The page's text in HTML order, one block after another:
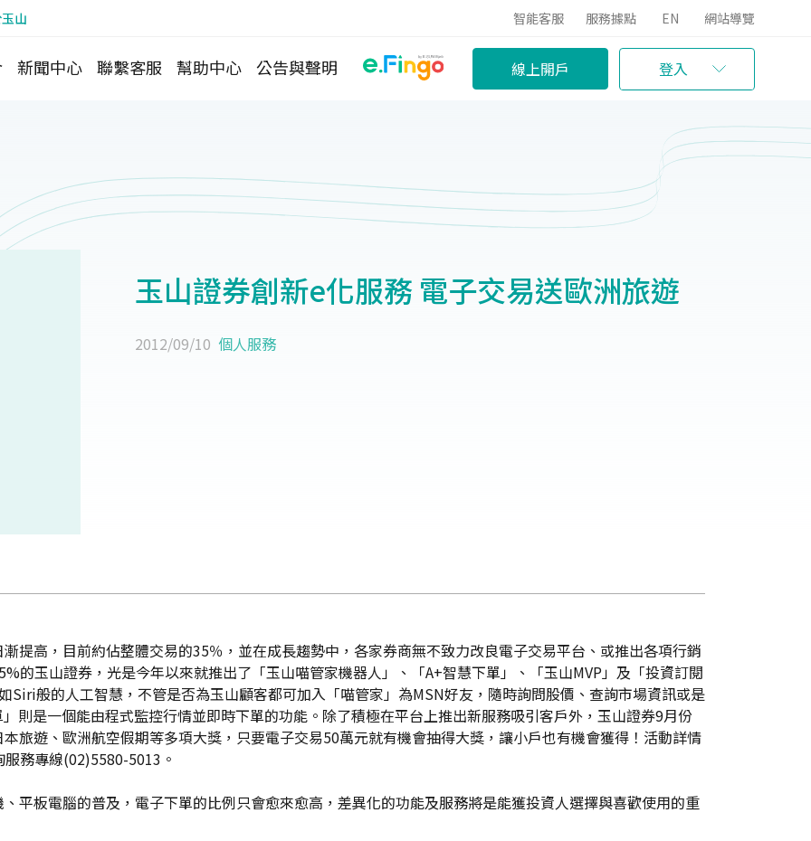
山 智能客服 服務據點 EN 網站導覽
新聞中心 聯繫客服 幫助中心 公告與聲明 線上開戶 登入
玉山證券創新e化服務 電子交易送歐洲旅遊
2012/09/10 個人服務
提高，目前約佔整體交易的35％，並在成長趨勢中，各家券商無不致力改良電子交易平台、或推出各項行銷
的玉山證券，光是今年以來就推出了「玉山喵管家機器人」、「A+智慧下單」、「玉山MVP」及「投資訂閱
Siri般的人工智慧，不管是否為玉山顧客都可加入「喵管家」為MSN好友，隨時詢問股價、查詢市場資訊或是
則是一個能由程式監控行情並即時下單的功能。除了積極在平台上推出新服務吸引客戶外，玉山證券9月份
旅遊、歐洲航空假期等多項大獎，只要電子交易50萬元就有機會抽得大獎，讓小戶也有機會獲得！活動詳情
務專線(02)5580-5013。
平板電腦的普及，電子下單的比例只會愈來愈高，差異化的功能及服務將是能獲投資人選擇與喜歡使用的重